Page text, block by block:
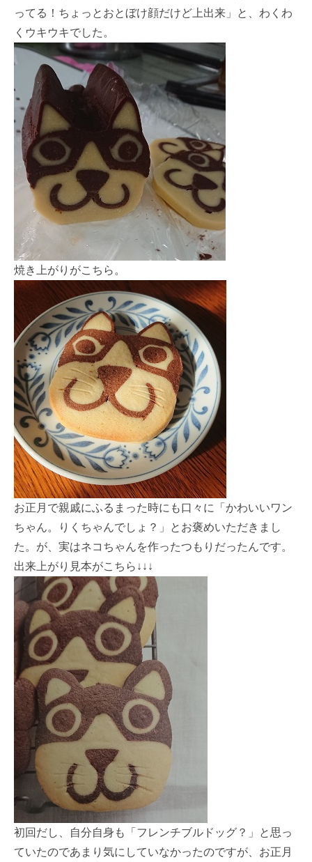
ってる！ちょっとおとぼけ顔だけど上出来」と、わくわ
くウキウキでした。
焼き上がりがこちら。
お正月で親戚にふるまった時にも口々に「かわいいワン
ちゃん。りくちゃんでしょ？」とお褒めいただきまし
た。が、実はネコちゃんを作ったつもりだったんです。
出来上がり見本がこちら↓↓↓
初回だし、自分自身も「フレンチブルドッグ？」と思っ
ていたのであまり気にしていなかったのですが、お正月